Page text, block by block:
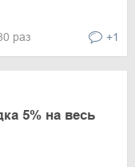
раз +1
5% на весь